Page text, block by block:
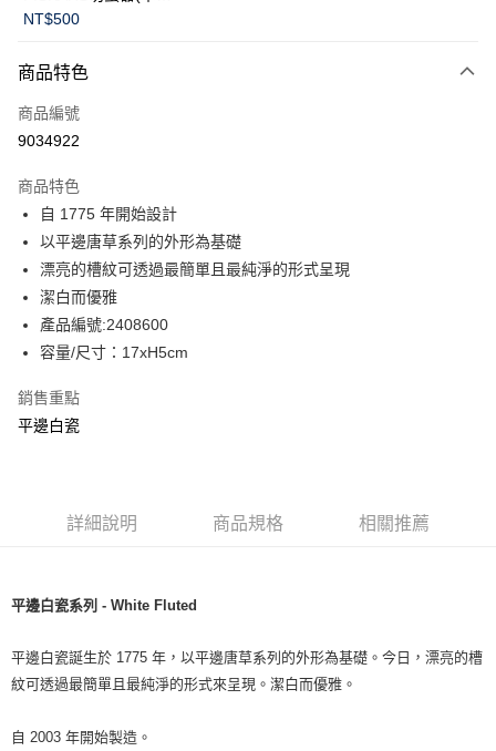
聯邦商業銀行
元大商業銀行
台新國際商業銀行
黑貓宅急便
品不提供破損保證)
NT$500
商品特色
商品編號
9034922
商品特色
自 1775 年開始設計
以平邊唐草系列的外形為基礎
漂亮的槽紋可透過最簡單且最純淨的形式呈現
潔白而優雅
產品編號:2408600
容量/尺寸：17xH5cm
銷售重點
平邊白瓷
詳細說明 商品規格 相關推薦
平邊白瓷系列 - White Fluted
平邊白瓷誕生於 1775 年，以平邊唐草系列的外形為基礎。今日，漂亮的槽
紋可透過最簡單且最純淨的形式來呈現。潔白而優雅。
自 2003 年開始製造。